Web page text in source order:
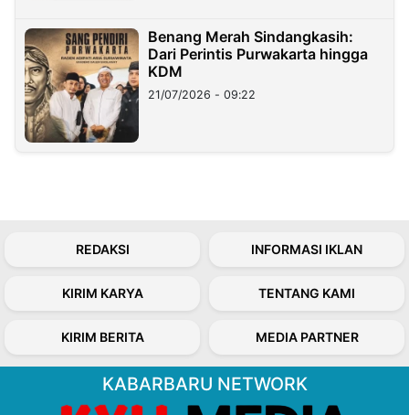
Benang Merah Sindangkasih:
Dari Perintis Purwakarta hingga
KDM
21/07/2026 - 09:22
REDAKSI INFORMASI IKLAN
KIRIM KARYA TENTANG KAMI
KIRIM BERITA MEDIA PARTNER
KABARBARU NETWORK